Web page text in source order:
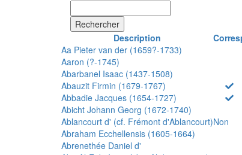
Rechercher
Description
Aa Pieter van der (1659?-1733)
Aaron (?-1745)
Abarbanel Isaac (1437-1508)
Abauzit Firmin (1679-1767)
Abbadie Jacques (1654-1727)
Abicht Johann Georg (1672-1740)
Ablancourt d' (cf. Frémont d'Ablancourt)Non
Abraham Ecchellensis (1605-1664)
Abrenethée Daniel d'